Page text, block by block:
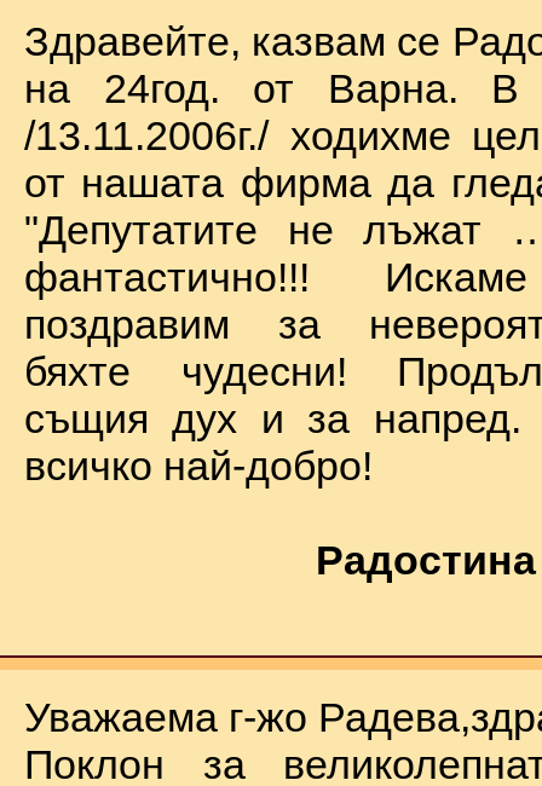
Здравейте, казвам се
на 24год. от Варна. В
/13.11.2006г./ ходихме
от нашата фирма да
"Депутатите не
фантастично!!!
поздравим за
бяхте чудесни!
същия дух и за
всичко най-добро!
Уважаема г-жо
Поклон за